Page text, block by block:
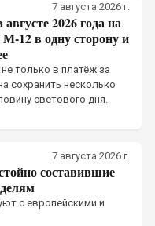
7 августа 2026 г.
2026 года на
12 в одну сторону и
только в платёж за
сохранить несколько
светового дня.
7 августа 2026 г.
составившие
с европейскими и